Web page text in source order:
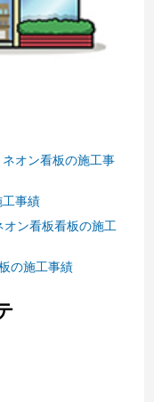
オン看板の施工事
事績
ン看板看板の施工
の施工事績